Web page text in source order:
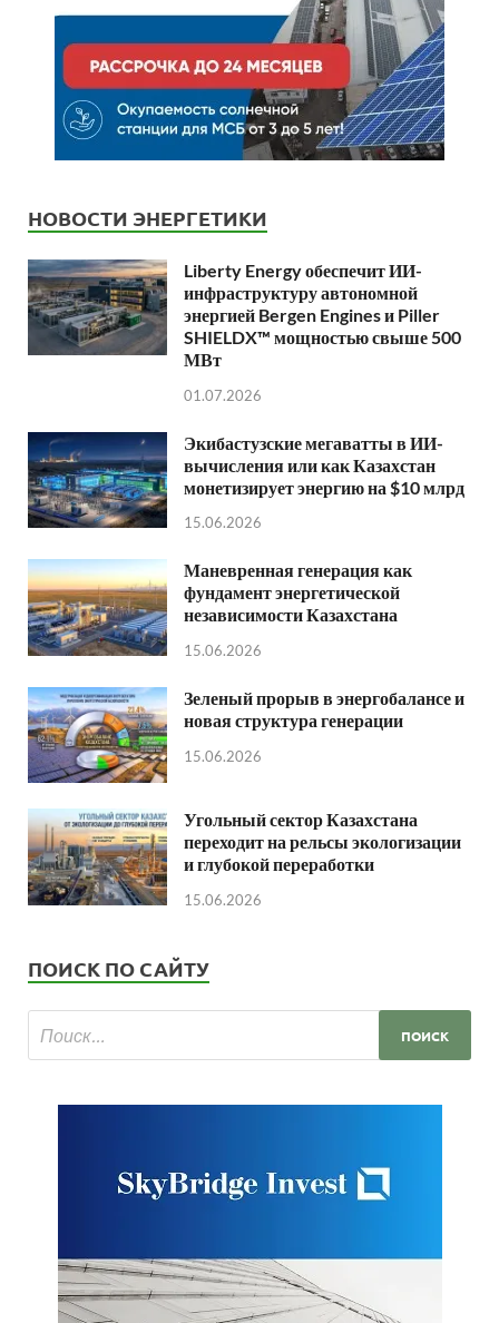
НОВОСТИ ЭНЕРГЕТИКИ
Liberty Energy обеспечит ИИ-
инфраструктуру автономной
энергией Bergen Engines и Piller
SHIELDX™ мощностью свыше 500
МВт
01.07.2026
Экибастузские мегаватты в ИИ-
вычисления или как Казахстан
монетизирует энергию на $10 млрд
15.06.2026
Маневренная генерация как
фундамент энергетической
независимости Казахстана
15.06.2026
Зеленый прорыв в энергобалансе и
новая структура генерации
15.06.2026
Угольный сектор Казахстана
переходит на рельсы экологизации
и глубокой переработки
15.06.2026
ПОИСК ПО САЙТУ